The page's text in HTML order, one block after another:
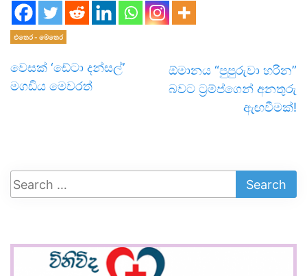
එතෙර - මෙතෙර
වෙසක් ‘ඩේටා දන්සල්’
මගඩිය මෙවරත්
ඕමානය “පුපුරුවා හරින”
බවට ට්‍රම්ප්ගෙන් අනතුරු
ඇඟවීමක්!